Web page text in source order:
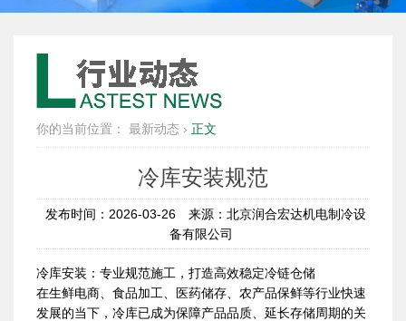
你的当前位置： 最新动态 › 正文
冷库安装规范
发布时间：2026-03-26
来源：北京润合宏达机电制冷设
备有限公司
冷库安装：专业规范施工，打造高效稳定冷链仓储
在生鲜电商、食品加工、医药储存、农产品保鲜等行业快速
发展的当下，冷库已成为保障产品品质、延长存储周期的关